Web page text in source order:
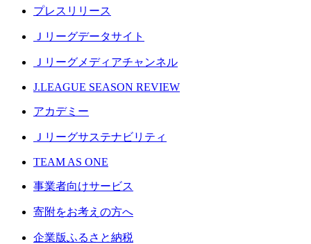
プレスリリース
Ｊリーグデータサイト
Ｊリーグメディアチャンネル
J.LEAGUE SEASON REVIEW
アカデミー
Ｊリーグサステナビリティ
TEAM AS ONE
事業者向けサービス
寄附をお考えの方へ
企業版ふるさと納税